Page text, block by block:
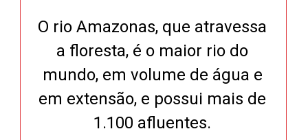
O rio Amazonas, que atravessa
a floresta, é o maior rio do
mundo, em volume de água e
em extensão, e possui mais de
1.100 afluentes.